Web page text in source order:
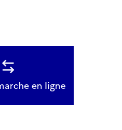
en ligne